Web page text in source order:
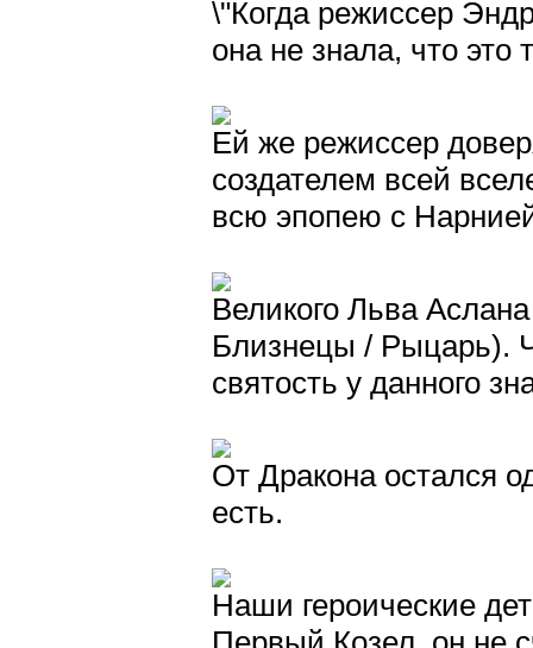
\"Когда режиссер
она не знала, что это
Ей же режиссер
создателем всей
всю эпопею с
Великого Льва
Близнецы / Рыцарь).
святость у данного
От Дракона остался
есть.
Наши героические